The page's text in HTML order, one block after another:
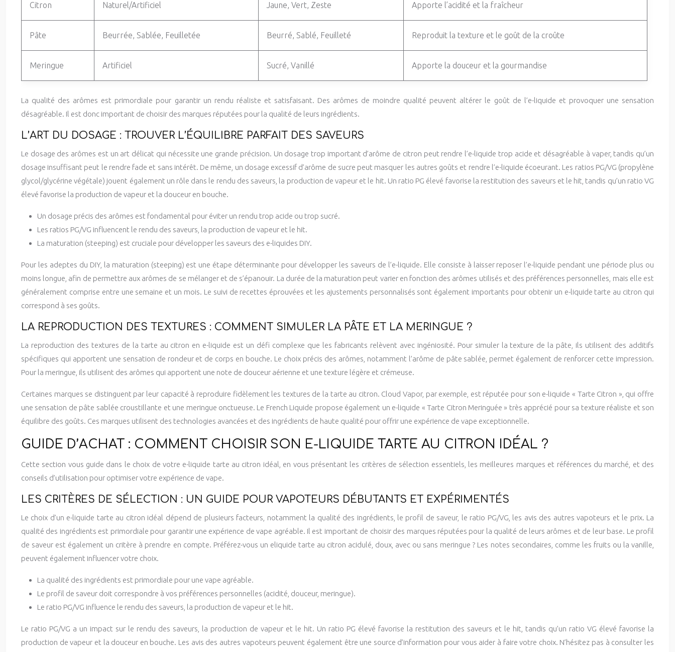
Citron Naturel/Artificiel Jaune, Vert, Zeste Apporte l’acidité et la fraîcheur
Pâte Beurrée, Sablée, Feuilletée Beurré, Sablé, Feuilleté Reproduit la texture et le goût de la croûte
Meringue Artificiel Sucré, Vanillé Apporte la douceur et la gourmandise
La qualité des arômes est primordiale pour garantir un rendu réaliste et satisfaisant. Des arômes de moindre qualité peuvent altérer le goût de l’e-liquide et provoquer une sensation
désagréable. Il est donc important de choisir des marques réputées pour la qualité de leurs ingrédients.
L’ART DU DOSAGE : TROUVER L’ÉQUILIBRE PARFAIT DES SAVEURS
Le dosage des arômes est un art délicat qui nécessite une grande précision. Un dosage trop important d’arôme de citron peut rendre l’e-liquide trop acide et désagréable à vaper, tandis qu’un
dosage insuffisant peut le rendre fade et sans intérêt. De même, un dosage excessif d’arôme de sucre peut masquer les autres goûts et rendre l’e-liquide écoeurant. Les ratios PG/VG (propylène
glycol/glycérine végétale) jouent également un rôle dans le rendu des saveurs, la production de vapeur et le hit. Un ratio PG élevé favorise la restitution des saveurs et le hit, tandis qu’un ratio VG
élevé favorise la production de vapeur et la douceur en bouche.
Un dosage précis des arômes est fondamental pour éviter un rendu trop acide ou trop sucré.
Les ratios PG/VG influencent le rendu des saveurs, la production de vapeur et le hit.
La maturation (steeping) est cruciale pour développer les saveurs des e-liquides DIY.
Pour les adeptes du DIY, la maturation (steeping) est une étape déterminante pour développer les saveurs de l’e-liquide. Elle consiste à laisser reposer l’e-liquide pendant une période plus ou
moins longue, afin de permettre aux arômes de se mélanger et de s’épanouir. La durée de la maturation peut varier en fonction des arômes utilisés et des préférences personnelles, mais elle est
généralement comprise entre une semaine et un mois. Le suivi de recettes éprouvées et les ajustements personnalisés sont également importants pour obtenir un e-liquide tarte au citron qui
correspond à ses goûts.
LA REPRODUCTION DES TEXTURES : COMMENT SIMULER LA PÂTE ET LA MERINGUE ?
La reproduction des textures de la tarte au citron en e-liquide est un défi complexe que les fabricants relèvent avec ingéniosité. Pour simuler la texture de la pâte, ils utilisent des additifs
spécifiques qui apportent une sensation de rondeur et de corps en bouche. Le choix précis des arômes, notamment l’arôme de pâte sablée, permet également de renforcer cette impression.
Pour la meringue, ils utilisent des arômes qui apportent une note de douceur aérienne et une texture légère et crémeuse.
Certaines marques se distinguent par leur capacité à reproduire fidèlement les textures de la tarte au citron. Cloud Vapor, par exemple, est réputée pour son e-liquide « Tarte Citron », qui offre
une sensation de pâte sablée croustillante et une meringue onctueuse. Le French Liquide propose également un e-liquide « Tarte Citron Meringuée » très apprécié pour sa texture réaliste et son
équilibre des goûts. Ces marques utilisent des technologies avancées et des ingrédients de haute qualité pour offrir une expérience de vape exceptionnelle.
GUIDE D’ACHAT : COMMENT CHOISIR SON E-LIQUIDE TARTE AU CITRON IDÉAL ?
Cette section vous guide dans le choix de votre e-liquide tarte au citron idéal, en vous présentant les critères de sélection essentiels, les meilleures marques et références du marché, et des
conseils d’utilisation pour optimiser votre expérience de vape.
LES CRITÈRES DE SÉLECTION : UN GUIDE POUR VAPOTEURS DÉBUTANTS ET EXPÉRIMENTÉS
Le choix d’un e-liquide tarte au citron idéal dépend de plusieurs facteurs, notamment la qualité des ingrédients, le profil de saveur, le ratio PG/VG, les avis des autres vapoteurs et le prix. La
qualité des ingrédients est primordiale pour garantir une expérience de vape agréable. Il est important de choisir des marques réputées pour la qualité de leurs arômes et de leur base. Le profil
de saveur est également un critère à prendre en compte. Préférez-vous un eliquide tarte au citron acidulé, doux, avec ou sans meringue ? Les notes secondaires, comme les fruits ou la vanille,
peuvent également influencer votre choix.
La qualité des ingrédients est primordiale pour une vape agréable.
Le profil de saveur doit correspondre à vos préférences personnelles (acidité, douceur, meringue).
Le ratio PG/VG influence le rendu des saveurs, la production de vapeur et le hit.
Le ratio PG/VG a un impact sur le rendu des saveurs, la production de vapeur et le hit. Un ratio PG élevé favorise la restitution des saveurs et le hit, tandis qu’un ratio VG élevé favorise la
production de vapeur et la douceur en bouche. Les avis des autres vapoteurs peuvent également être une source d’information pour vous aider à faire votre choix. N’hésitez pas à consulter les